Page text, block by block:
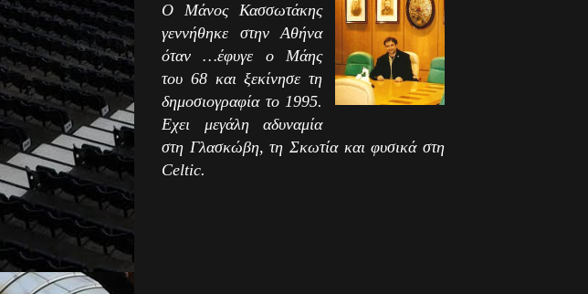
Ο Μάνος Κασσωτάκης
γεννήθηκε στην Αθήνα
όταν …έφυγε ο Μάης
του 68 και ξεκίνησε τη
δημοσιογραφία το 1995.
Εχει μεγάλη αδυναμία
στη Γλασκώβη, τη Σκωτία και φυσικά στη
Celtic.